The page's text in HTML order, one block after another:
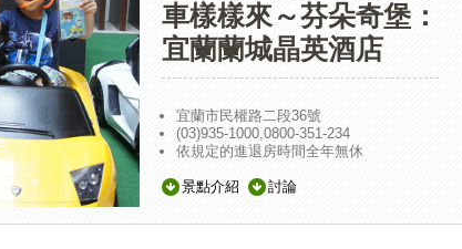
車樣樣來～芬朵奇堡：
宜蘭蘭城晶英酒店
宜蘭市民權路二段36號
(03)935-1000,0800-351-234
依規定的進退房時間全年無休
景點介紹 討論